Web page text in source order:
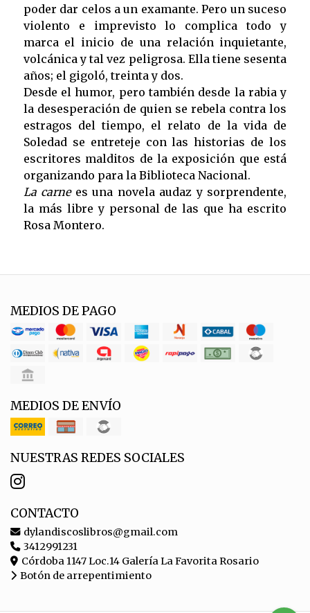
poder dar celos a un examante. Pero un suceso
violento e imprevisto lo complica todo y
marca el inicio de una relación inquietante,
volcánica y tal vez peligrosa. Ella tiene sesenta
años; el gigoló, treinta y dos.
Desde el humor, pero también desde la rabia y
la desesperación de quien se rebela contra los
estragos del tiempo, el relato de la vida de
Soledad se entreteje con las historias de los
escritores malditos de la exposición que está
organizando para la Biblioteca Nacional.
La carnees una novela audaz y sorprendente,
la más libre y personal de las que ha escrito
Rosa Montero.
MEDIOS DE PAGO
MEDIOS DE ENVÍO
NUESTRAS REDES SOCIALES
CONTACTO
dylandiscoslibros@gmail.com
3412991231
Córdoba 1147 Loc.14 Galería La Favorita Rosario
Botón de arrepentimiento